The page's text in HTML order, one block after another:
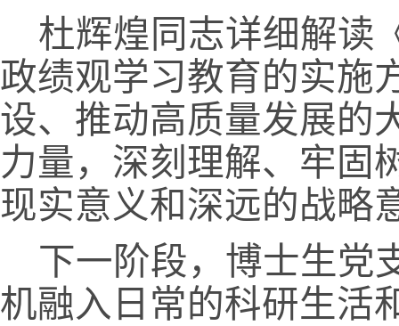
杜辉煌同志详细解读
政绩观学习教育的实施
设、推动高质量发展的
力量，深刻理解、牢固
现实意义和深远的战略
下一阶段， 博士生党
机融入日常的科研生活